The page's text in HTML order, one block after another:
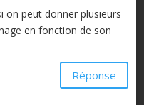
on peut donner plusieurs
en fonction de son
Réponse